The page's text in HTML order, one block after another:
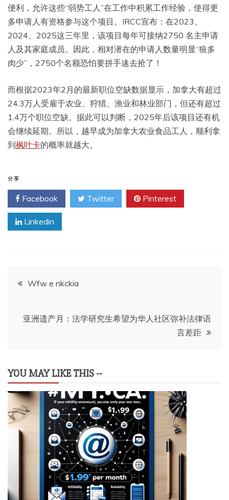
便利，允许这些“弱势工人”在工作中积累工作经验，使得更
多申请人有资格参与这个项目。IRCC宣布：在2023、
2024、2025这三年里，该项目每年可接纳2750 名主申请
人及其家庭成员。因此，相对潜在的申请人数量明显“狼多
肉少”，2750个名额恐怕要拼手速去抢了！
而根据2023年2月的最新职位空缺数据显示，加拿大有超过
24.3万人受雇于农业、狩猎、渔业和林业部门，但还有超过
1.4万个职位空缺。据此可以判断，2025年后该项目还有机
会继续延期。所以，越早成为加拿大农业食品工人，顺利拿
到枫叶卡的概率就越大。
分享
Facebook Twitter Pinterest
Linkedin
文 Wfw e nkckia
亚洲遗产月：法学研究生希望为华人社区弥补法律语
言差距
YOU MAY LIKE THIS --